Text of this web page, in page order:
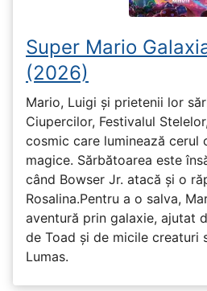
Super Mario
(2026)
Mario, Luigi și prietenii lor
Ciupercilor, Festivalul
cosmic care luminează cerul
magice. Sărbătoarea este
când Bowser Jr. atacă și o
Rosalina.Pentru a o salva,
aventură prin galaxie, ajutat
de Toad și de micile creaturi
Lumas.